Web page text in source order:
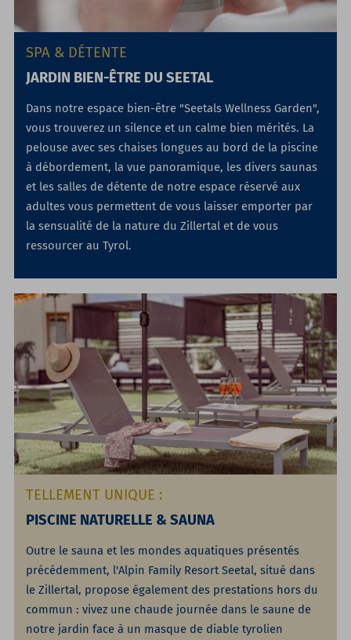
SPA & DÉTENTE
JARDIN BIEN-ÊTRE DU SEETAL
Dans notre espace bien-être "Seetals Wellness Garden",
vous trouverez un silence et un calme bien mérités. La
pelouse avec ses chaises longues au bord de la piscine
à débordement, la vue panoramique, les divers saunas
et les salles de détente de notre espace réservé aux
adultes vous permettent de vous laisser emporter par
la sensualité de la nature du Zillertal et de vous
ressourcer au Tyrol.
TELLEMENT UNIQUE :
PISCINE NATURELLE & SAUNA
Outre le sauna et les mondes aquatiques présentés
précédemment, l'Alpin Family Resort Seetal, situé dans
le Zillertal, propose également des prestations hors du
commun : vivez une chaude journée dans le saune de
notre jardin face à un masque de diable tyrolien